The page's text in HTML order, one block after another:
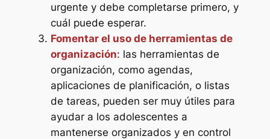
urgente y debe completarse primero, y
cuál puede esperar.
Fomentar el uso de herramientas de
organización: las herramientas de
organización, como agendas,
aplicaciones de planificación, o listas
de tareas, pueden ser muy útiles para
ayudar a los adolescentes a
mantenerse organizados y en control